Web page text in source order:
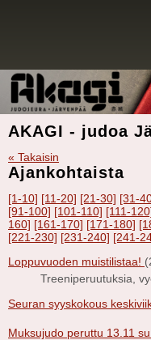
AKAGI - judoa
« Takaisin
Ajankohtaista
[1-10] [11-20] [21-30] [31-
[91-100] [101-110] [111-
160] [161-170] [171-180]
[221-230] [231-240] [241-
Loppuvuoden muistilistaa!
Treeniperuutuksia,
Seuran syyskokous
Muksujudo peruttu 13.11